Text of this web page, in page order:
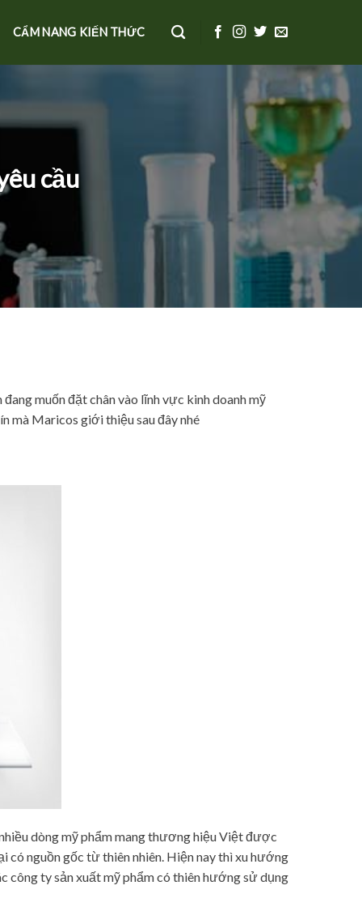
CẨM NANG KIẾN THỨC
cầu
muốn đặt chân vào lĩnh vực kinh doanh mỹ
mà Maricos giới thiệu sau đây nhé
dòng mỹ phẩm mang thương hiệu Việt được
có nguồn gốc từ thiên nhiên. Hiện nay thì xu hướng
công ty sản xuất mỹ phẩm có thiên hướng sử dụng